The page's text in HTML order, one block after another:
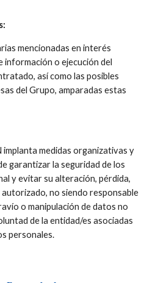
mencionadas en interés
información o ejecución del
así como las posibles
del Grupo, amparadas estas
medidas organizativas y
garantizar la seguridad de los
y evitar su alteración, pérdida,
no siendo responsable
o manipulación de datos no
de la entidad/es asociadas
personales.